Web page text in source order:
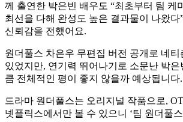
께 출연한 박은빈 배우도 “최초부터 팀 케
최선을 다해 완성도 높은 결과물이 나왔다
신뢰감을 전했어요.
원더풀스 차은우 무편집 버전 공개로 네
있었지만, 연기력 뛰어나기로 소문난 박
큼 전체적인 평이 좋지 않을까 예상됩니다.
드라마 원더풀스는 오리지널 작품으로,
넷플릭스에서만 볼 수 있으니 ‘팀 원더풀